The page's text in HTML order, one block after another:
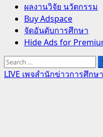
ผลงานวิจัย นวัตกรรม
Buy Adspace
จัดอันดับการศึกษา
Hide Ads for
Search
for:
LIVE เพจสำนักข่าวการศึกษ